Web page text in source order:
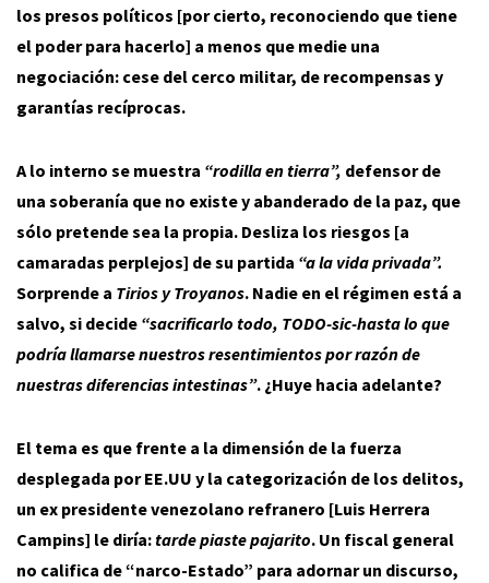
los presos políticos [por cierto, reconociendo que tiene
el poder para hacerlo] a menos que medie una
negociación: cese del cerco militar, de recompensas y
garantías recíprocas.
A lo interno se muestra “rodilla en tierra”, defensor de
una soberanía que no existe y abanderado de la paz, que
sólo pretende sea la propia. Desliza los riesgos [a
camaradas perplejos] de su partida “a la vida privada”.
Sorprende a Tirios y Troyanos. Nadie en el régimen está a
salvo, si decide “sacrificarlo todo, TODO-sic-hasta lo que
podría llamarse nuestros resentimientos por razón de
nuestras diferencias intestinas”. ¿Huye hacia adelante?
El tema es que frente a la dimensión de la fuerza
desplegada por EE.UU y la categorización de los delitos,
un ex presidente venezolano refranero [Luis Herrera
Campins] le diría:tarde piaste pajarito. Un fiscal general
no califica de “narco-Estado” para adornar un discurso,